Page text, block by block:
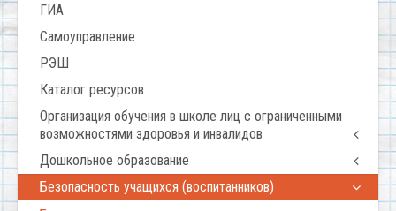
ГИА
Самоуправление
РЭШ
Каталог ресурсов
Организация обучения в школе лиц с ограниченными
возможностями здоровья и инвалидов
Дошкольное образование
Безопасность учащихся (воспитанников)